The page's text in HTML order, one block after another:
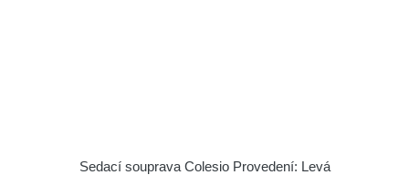
Sedací souprava Colesio Provedení: Levá